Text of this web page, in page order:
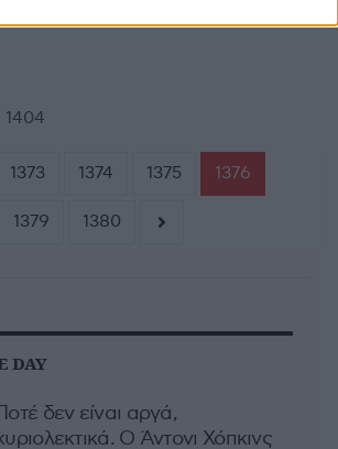
1404
1373 1374 1375 1376
1379 1380
DAY
δεν είναι αργά,
Ο Άντονι Χόπκινς